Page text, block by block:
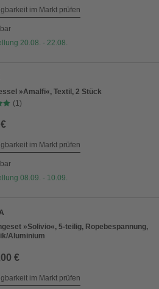
im Markt prüfen
20.08. - 22.08.
»Amalfi«, Textil, 2 Stück
(1)
im Markt prüfen
08.09. - 10.09.
»Solivio«, 5-teilig, Ropebespannung,
Aluminium
€
im Markt prüfen